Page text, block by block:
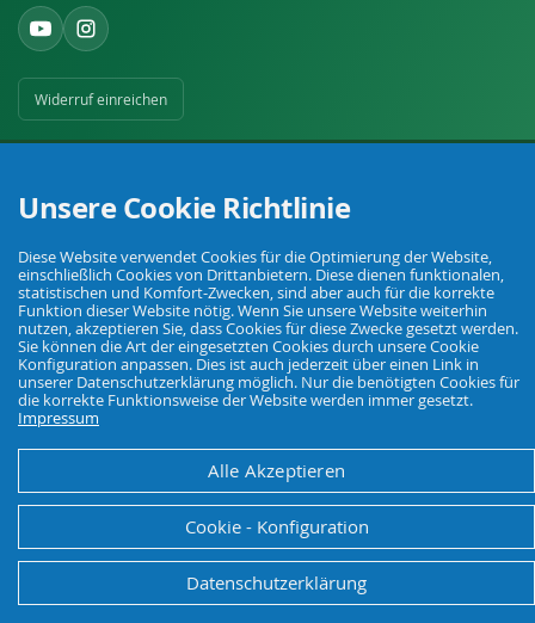
Widerruf einreichen
Ihr Fachhandel für Landwirtschaft, Viehhaltung, Haus, Hof und Garten.
© Agrarking. Alle Rechte vorbehalten.
AGBDatenschutzWiderrufsbelehrungImpressum
Unsere Cookie Richtlinie
Diese Website verwendet Cookies für die Optimierung der Website,
einschließlich Cookies von Drittanbietern. Diese dienen funktionalen,
statistischen und Komfort-Zwecken, sind aber auch für die korrekte
Funktion dieser Website nötig. Wenn Sie unsere Website weiterhin
nutzen, akzeptieren Sie, dass Cookies für diese Zwecke gesetzt werden.
Sie können die Art der eingesetzten Cookies durch unsere Cookie
Konfiguration anpassen. Dies ist auch jederzeit über einen Link in
unserer Datenschutzerklärung möglich. Nur die benötigten Cookies für
die korrekte Funktionsweise der Website werden immer gesetzt.
Impressum
Alle Akzeptieren
Cookie - Konfiguration
Datenschutzerklärung